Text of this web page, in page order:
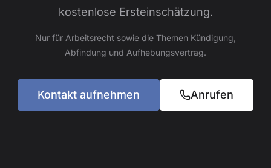
kostenlose Ersteinschätzung.
Nur für Arbeitsrecht sowie die Themen Kündigung,
Abfindung und Aufhebungsvertrag.
Kontakt aufnehmen Anrufen